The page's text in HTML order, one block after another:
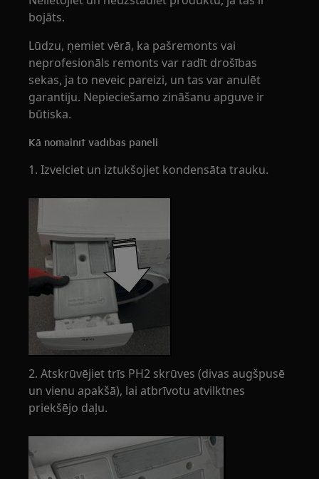
bojāts.
Lūdzu, ņemiet vērā, ka pašremonts vai
neprofesionāls remonts var radīt drošības
sekas, ja to neveic pareizi, un tas var anulēt
garantiju. Nepieciešamo zināšanu apguve ir
būtiska.
Kā nomainīt vadības paneli
1. Izvelciet un iztukšojiet kondensāta trauku.
2. Atskrūvējiet trīs PH2 skrūves (divas augšpusē
un vienu apakšā), lai atbrīvotu atvilktnes
priekšējo daļu.